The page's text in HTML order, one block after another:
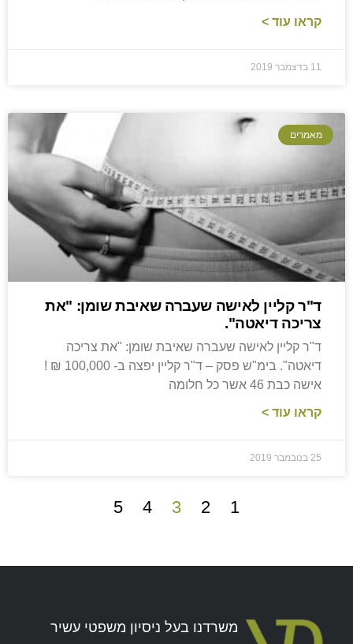
קראו עוד >
11 בדצמבר 2019
מאמרים
ד"ר קליין לאישה שעברה שאיבת שומן: "את
צריכה דיאטה".
ד"ר קליין לאישה שעברה שאיבת שומן: "את צריכה
דיאטה". בימ"ש פסק – ד"ר קליין יפצה ב- 100,000 ₪ !
אישה כבת 46 אשר כל חלומה
קראו עוד >
25 בנובמבר 2019
1
2
3
4
5
משרדנו בעל ניסיון משפטי עשיר